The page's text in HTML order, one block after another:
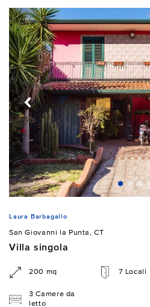
Laura Barbagallo
San Giovanni la Punta, CT
Villa singola
200 mq 7 Locali
3 Camere da
letto